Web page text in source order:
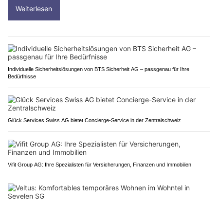
Weiterlesen
Individuelle Sicherheitslösungen von BTS Sicherheit AG – passgenau für Ihre
Bedürfnisse
Glück Services Swiss AG bietet Concierge-Service in der Zentralschweiz
Vifit Group AG: Ihre Spezialisten für Versicherungen, Finanzen und Immobilien